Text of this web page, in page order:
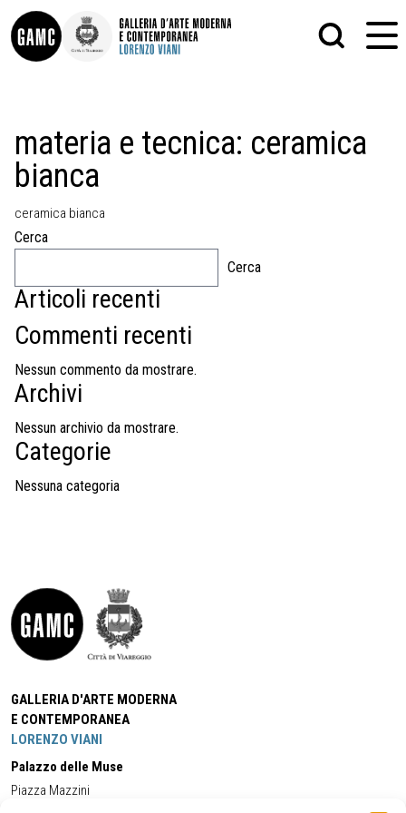
CONTATTI
DIDATTICA
SHOP
LE COLLEZIONI
GLI AUTORI
MOSTRE
EVENTI
PALAZZO DELLE MUSE
GRAFICA
PITTURA
materia e tecnica: ceramica
bianca
ceramica bianca
Cerca
Cerca
Articoli recenti
Commenti recenti
Nessun commento da mostrare.
Archivi
Nessun archivio da mostrare.
Categorie
Nessuna categoria
GALLERIA D'ARTE MODERNA
E CONTEMPORANEA
LORENZO VIANI
Palazzo delle Muse
Piazza Mazzini